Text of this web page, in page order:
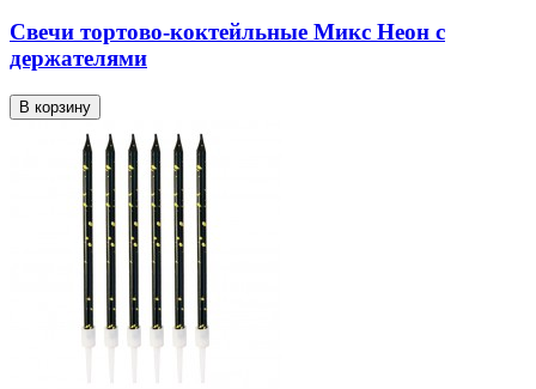
Свечи тортово-коктейльные Микс Неон с
держателями
В корзину